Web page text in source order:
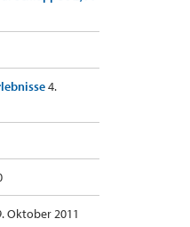
4.
Oktober 2011